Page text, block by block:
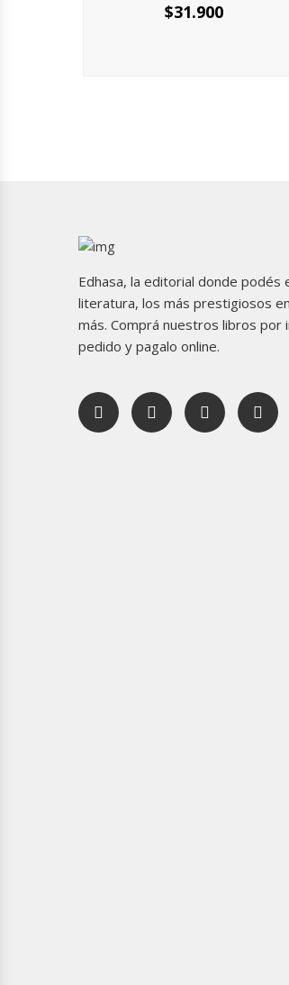
$31.900
Edhasa, la editorial donde podés
literatura, los más prestigiosos
más. Comprá nuestros libros por
pedido y pagalo online.